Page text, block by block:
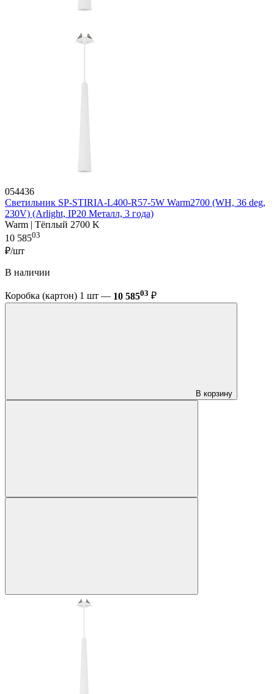
054436
Светильник SP-STIRIA-L400-R57-5W Warm2700 (WH, 36 deg,
230V) (Arlight, IP20 Металл, 3 года)
Warm | Тёплый 2700 K
10 58503
₽/шт
В наличии
Коробка (картон) 1 шт — 10 58503 ₽
В корзину